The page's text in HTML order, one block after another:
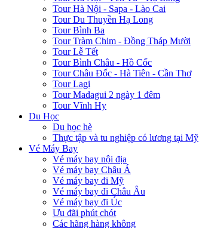
Tour Hà Nội - Sapa - Lào Cai
Tour Du Thuyền Hạ Long
Tour Bình Ba
Tour Tràm Chim - Đồng Tháp Mười
Tour Lễ Tết
Tour Bình Châu - Hồ Cốc
Tour Châu Đốc - Hà Tiên - Cần Thơ
Tour Lagi
Tour Madagui 2 ngày 1 đêm
Tour Vĩnh Hy
Du Học
Du học hè
Thực tập và tu nghiệp có lương tại Mỹ
Vé Máy Bay
Vé máy bay nội địa
Vé máy bay Châu Á
Vé máy bay đi Mỹ
Vé máy bay đi Châu Âu
Vé máy bay đi Úc
Ưu đãi phút chót
Các hãng hàng không